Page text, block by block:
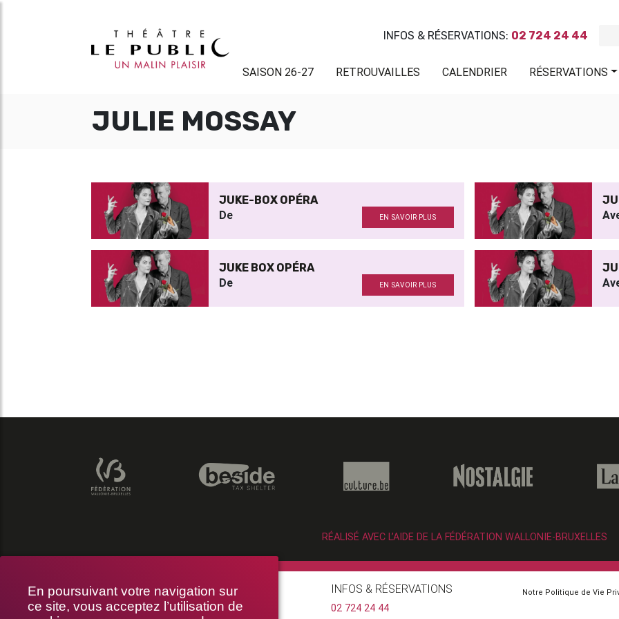
En poursuivant votre navigation sur
ce site, vous acceptez l’utilisation de
INFOS & RÉSERVATIONS: 02 724 24 44
SAISON 26-27 RETROUVAILLES CALENDRIER RÉSERVATIONS
JULIE MOSSAY
JUKE-BOX OPÉRA
De EN SAVOIR PLUS
JUKE BOX OPÉRA
De EN SAVOIR PLUS
RÉALISÉ AVEC L’AIDE DE LA FÉDÉRATION WALLONIE-BRUXELLES
THÉÂTRE LE PUBLIC
RUE BRAEMT 64-70, 1210 BRUXELLES
INFOS & RÉSERVATIONS
02 724 24 44
Notre Politique de Vie